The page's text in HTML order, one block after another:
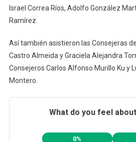
Israel Correa Ríos, Adolfo González
Ramírez.
Así también asistieron las Consejeras
Castro Almeida y Graciela Alejandra
Consejeros Carlos Alfonso Murillo Ku y
Montero.
What do you feel
0%